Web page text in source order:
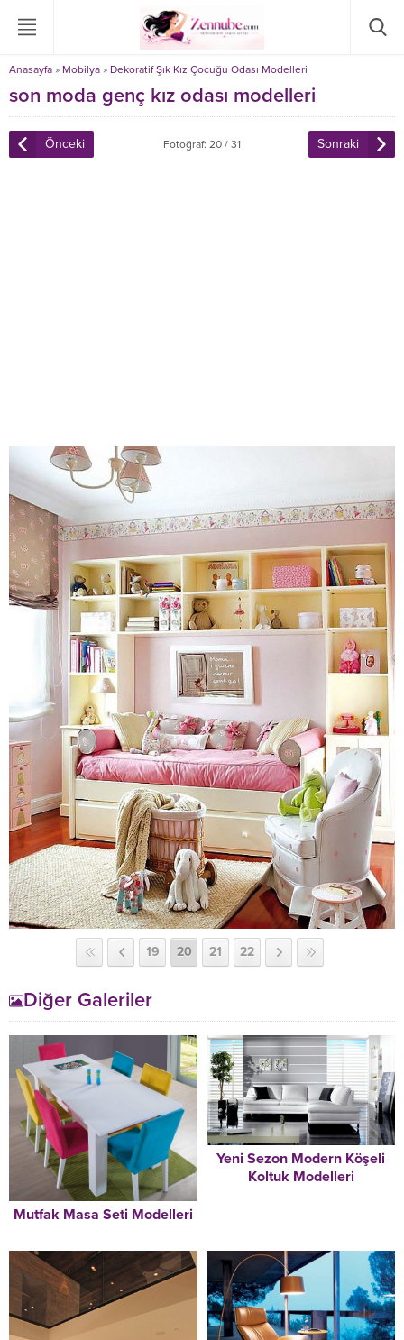
Anasayfa » Mobilya » Dekoratif Şık Kız Çocuğu Odası Modelleri
son moda genç kız odası modelleri
Önceki Fotoğraf: 20 / 31 Sonraki
19 20 21 22
Diğer Galeriler
Mutfak Masa Seti Modelleri
Yeni Sezon Modern Köşeli
Koltuk Modelleri